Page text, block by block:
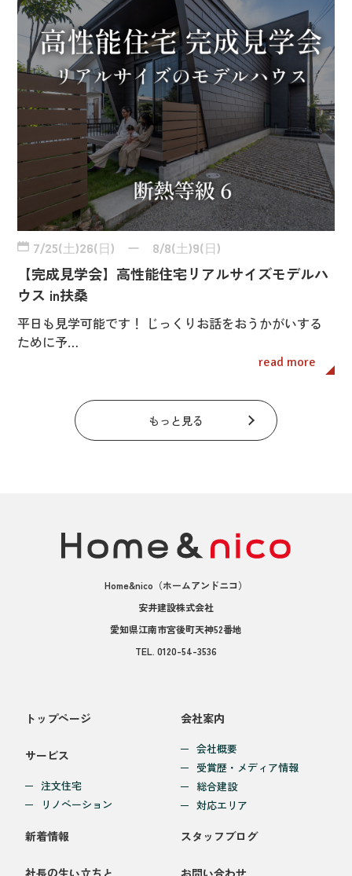
7/25(土)26(日) ー 8/8(土)9(日)
【完成見学会】高性能住宅リアルサイズモデルハ
ウス in扶桑
平日も見学可能です！ じっくりお話をおうかがいする
ために予…
read more
もっと見る
Home&nico （ホームアンドニコ）
安井建設株式会社
愛知県江南市宮後町天神52番地
TEL. 0120-54-3536
トップページ
サービス
注文住宅
リノベーション
会社案内
会社概要
受賞歴・メディア情報
総合建設
対応エリア
新着情報 スタッフブログ